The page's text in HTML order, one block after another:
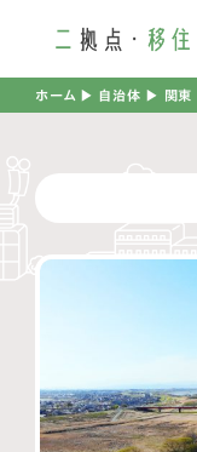
ホーム ▶︎ 自治体 ▶︎ 関東